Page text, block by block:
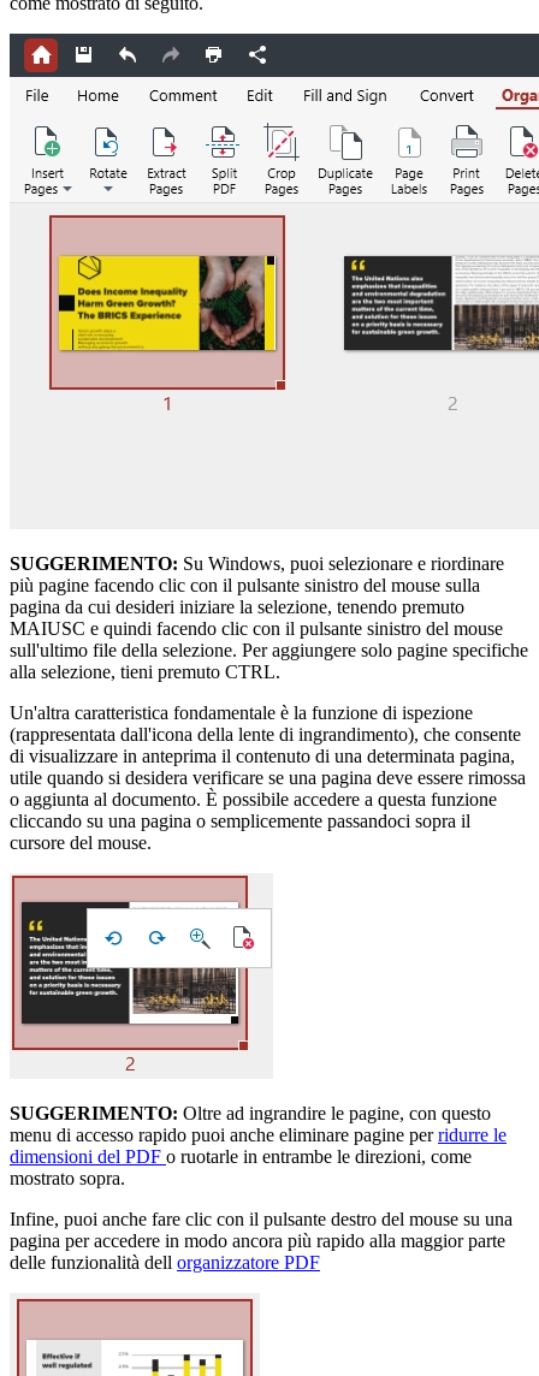
SUGGERIMENTO: Su Windows, puoi selezionare e riordinare
più pagine facendo clic con il pulsante sinistro del mouse sulla
pagina da cui desideri iniziare la selezione, tenendo premuto
MAIUSC e quindi facendo clic con il pulsante sinistro del mouse
sull'ultimo file della selezione. Per aggiungere solo pagine specifiche
alla selezione, tieni premuto CTRL.
Un'altra caratteristica fondamentale è la funzione di ispezione
(rappresentata dall'icona della lente di ingrandimento), che consente
di visualizzare in anteprima il contenuto di una determinata pagina,
utile quando si desidera verificare se una pagina deve essere rimossa
o aggiunta al documento. È possibile accedere a questa funzione
cliccando su una pagina o semplicemente passandoci sopra il
cursore del mouse.
SUGGERIMENTO: Oltre ad ingrandire le pagine, con questo
menu di accesso rapido puoi anche eliminare pagine perridurre le
dimensioni del PDF o ruotarle in entrambe le direzioni, come
mostrato sopra.
Infine, puoi anche fare clic con il pulsante destro del mouse su una
pagina per accedere in modo ancora più rapido alla maggior parte
delle funzionalità dell organizzatore PDF